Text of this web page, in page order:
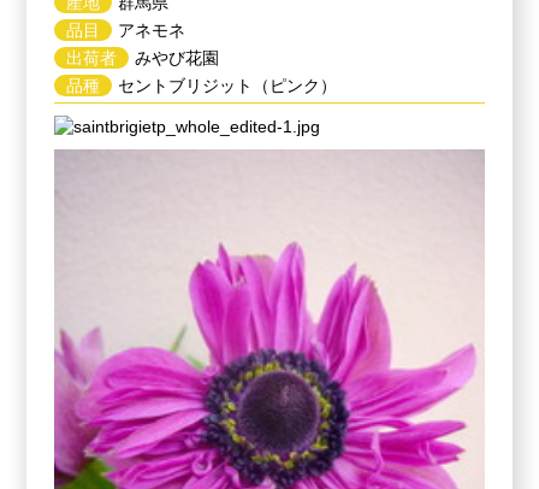
品目
アネモネ
出荷者
みやび花園
品種
セントブリジット（ピンク）